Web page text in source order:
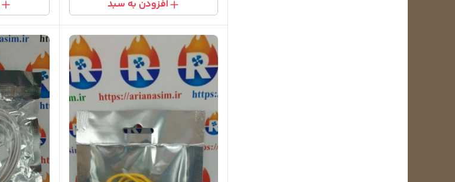
افزودن به سبد